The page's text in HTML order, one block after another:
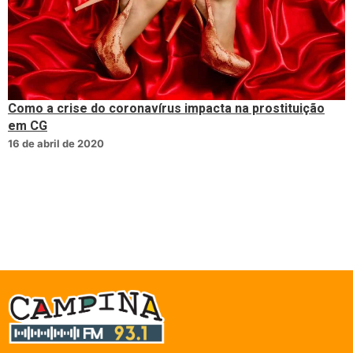
Como a crise do coronavírus impacta na prostituição
em CG
16 de abril de 2020